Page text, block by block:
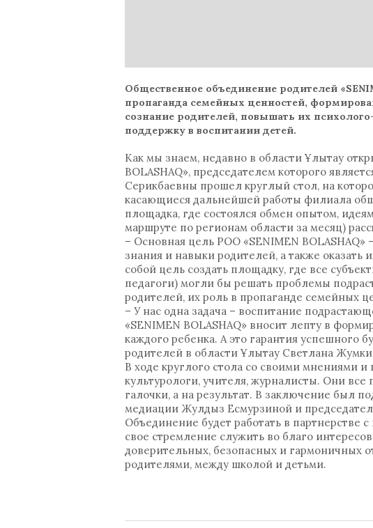
Общественное объединение родителей
пропаганда семейных ценностей,
сознание родителей, повышать их
поддержку в воспитании детей.
Как мы знаем, недавно в области Ұлытау
BOLASHAQ», председателем которого
Серикбаевны прошел круглый стол, на
касающиеся дальнейшей работы филиала
площадка, где состоялся обмен опытом,
маршруте по регионам области за месяц)
– Основная цель РОО «SENIMEN
знания и навыки родителей, а также оказать
собой цель создать площадку, где все
педагоги) могли бы решать проблемы
родителей, их роль в пропаганде семейных
– У нас одна задача – воспитание
«SENIMEN BOLASHAQ» вносит лепту в
каждого ребенка. А это гарантия успешного
родителей в области Ұлытау Светлана
В ходе круглого стола со своими мнениями
культурологи, учителя, журналисты. Они
галочки, а на результат. В заключение был
медиации Жулдыз Есмурзиной и
Объединение будет работать в партнерстве
свое стремление служить во благо
доверительных, безопасных и
родителями, между школой и детьми.